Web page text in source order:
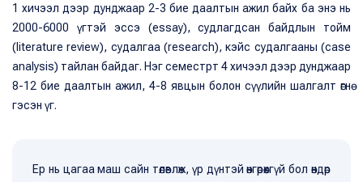
1 хичээл дээр дунджаар 2-3 бие даалтын ажил байх ба энэ нь
2000-6000 үгтэй эссэ (essay), судлагдсан байдлын тойм
(literature review), судалгаа (research), кэйс судалгааны (case
analysis) тайлан байдаг. Нэг семестрт 4 хичээл дээр дунджаар
8-12 бие даалтын ажил, 4-8 явцын болон сүүлийн шалгалт өгнө
гэсэн үг.
Ер нь цагаа маш сайн төлөвлөж, үр дүнтэй өнгөрөөхгүй бол өндөр